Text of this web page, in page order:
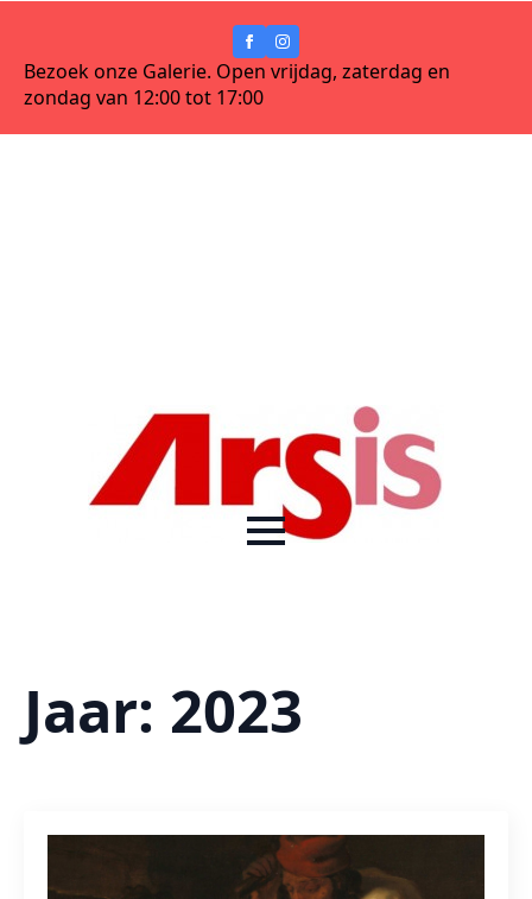
Bezoek onze Galerie. Open vrijdag, zaterdag en
zondag van 12:00 tot 17:00
Jaar: 2023